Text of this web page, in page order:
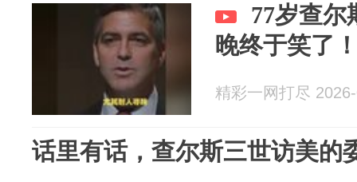
77岁查尔
晚终于笑了
精彩一网打尽
话里有话，查尔斯三世访美的